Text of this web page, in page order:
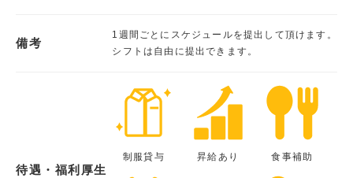
備考
1週間ごとにスケジュールを提出して頂けます。
シフトは自由に提出できます。
待遇・福利厚生
制服貸与 昇給あり 食事補助